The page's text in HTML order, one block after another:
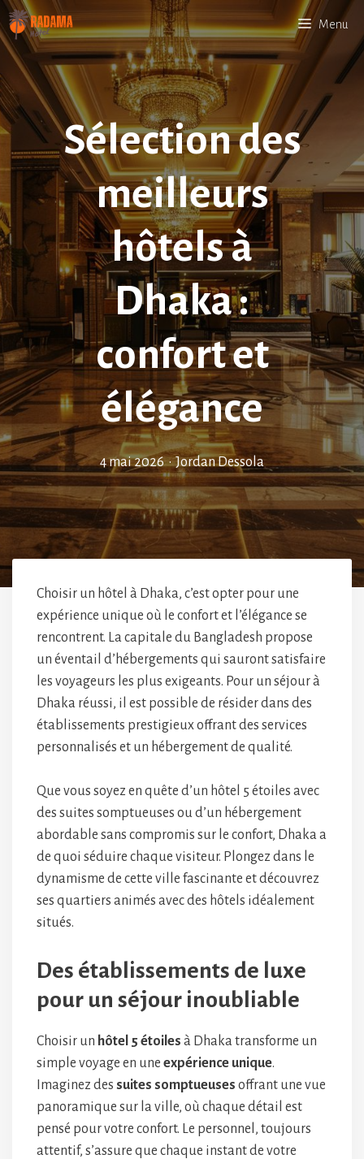
Aller
au
contenu
Menu
Sélection des
meilleurs
hôtels à
Dhaka :
confort et
élégance
4 mai 2026 • Jordan Dessola
Choisir un hôtel à Dhaka, c’est opter pour une
expérience unique où le confort et l’élégance se
rencontrent. La capitale du Bangladesh propose
un éventail d’hébergements qui sauront satisfaire
les voyageurs les plus exigeants. Pour un séjour à
Dhaka réussi, il est possible de résider dans des
établissements prestigieux offrant des services
personnalisés et un hébergement de qualité.
Que vous soyez en quête d’un hôtel 5 étoiles avec
des suites somptueuses ou d’un hébergement
abordable sans compromis sur le confort, Dhaka a
de quoi séduire chaque visiteur. Plongez dans le
dynamisme de cette ville fascinante et découvrez
ses quartiers animés avec des hôtels idéalement
situés.
Des établissements de luxe
pour un séjour inoubliable
Choisir un hôtel 5 étoiles à Dhaka transforme un
simple voyage en une expérience unique.
Imaginez des suites somptueuses offrant une vue
panoramique sur la ville, où chaque détail est
pensé pour votre confort. Le personnel, toujours
attentif, s’assure que chaque instant de votre